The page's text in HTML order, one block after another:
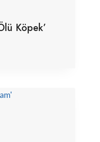
Köpek’